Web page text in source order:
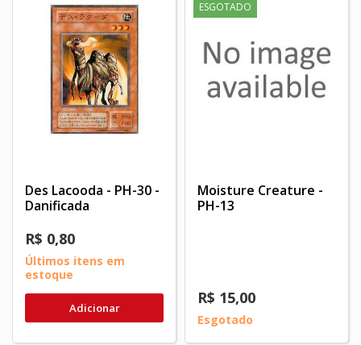
Des Lacooda - PH-30 -
Danificada
R$ 0,80
Últimos itens em
estoque
Adicionar
ESGOTADO
Moisture Creature -
PH-13
R$ 15,00
Esgotado